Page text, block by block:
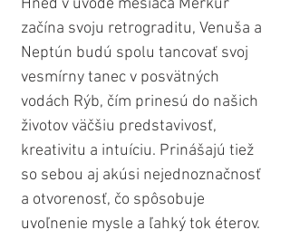
Hneď v úvode mesiaca Merkúr
začína svoju retrograditu, Venuša a
Neptún budú spolu tancovať svoj
vesmírny tanec v posvätných
vodách Rýb, čím prinesú do našich
životov väčšiu predstavivosť,
kreativitu a intuíciu. Prinášajú tiež
so sebou aj akúsi nejednoznačnosť
a otvorenosť, čo spôsobuje
uvoľnenie mysle a ľahký tok éterov.